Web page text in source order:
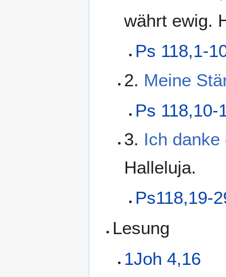
währt ewig.
Ps 118,1-
2. Meine
Ps 118,10-
3. Ich danke
Halleluja.
Ps118,19-
Lesung
1Joh 4,16